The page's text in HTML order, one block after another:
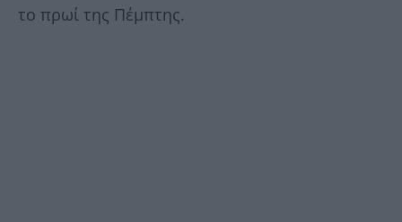
το πρωί της Πέμπτης.